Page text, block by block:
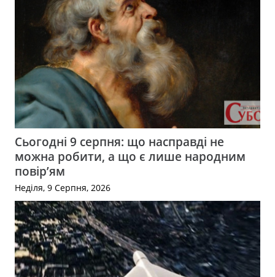
Сьогодні 9 серпня: що насправді не
можна робити, а що є лише народним
повір’ям
Неділя, 9 Серпня, 2026